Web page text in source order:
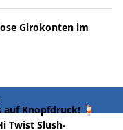
Girokonten im
auf Knopfdruck! 🍹
Twist Slush-